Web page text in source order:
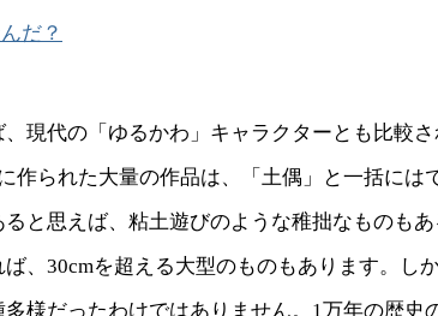
だ？
現代の「ゆるかわ」キャラクターとも比較
作られた大量の作品は、「土偶」と一括には
と思えば、粘土遊びのような稚拙なものも
、30cmを超える大型のものもあります。し
様だったわけではありません。1万年の歴史